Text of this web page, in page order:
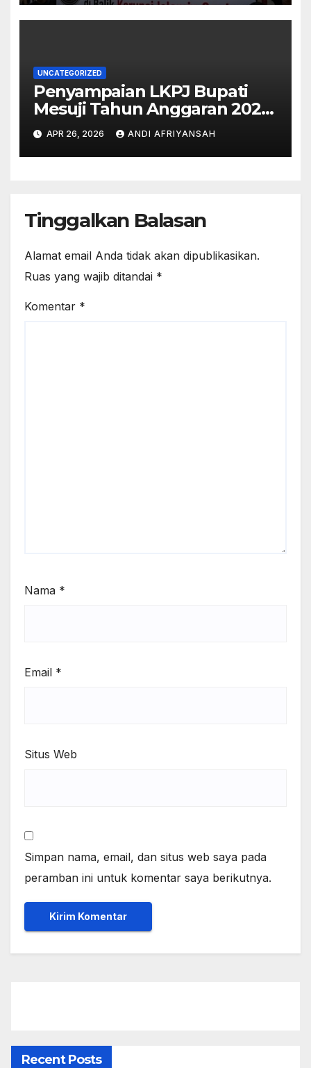
UNCATEGORIZED
Penyampaian LKPJ Bupati
Mesuji Tahun Anggaran 2025
Digelar dalam Rapat
Paripurna DPRD
APR 26, 2026 ANDI AFRIYANSAH
Tinggalkan Balasan
Alamat email Anda tidak akan dipublikasikan.
Ruas yang wajib ditandai *
Komentar *
Nama *
Email *
Situs Web
Simpan nama, email, dan situs web saya pada
peramban ini untuk komentar saya berikutnya.
Recent Posts